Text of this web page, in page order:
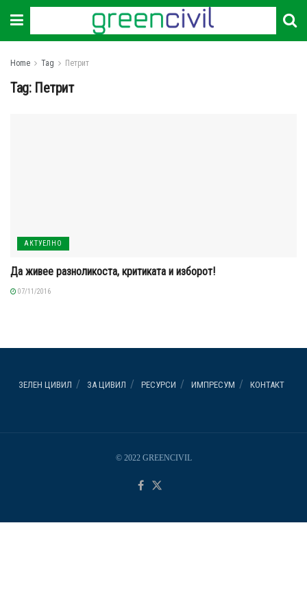
Home Tag Петрит
Tag: Петрит
АКТУЕЛНО
Да живее разноликоста, критиката и изборот!
07/11/2016
ЗЕЛЕН ЦИВИЛ ЗА ЦИВИЛ РЕСУРСИ ИМПРЕСУМ КОНТАКТ
© 2022 GREENCIVIL